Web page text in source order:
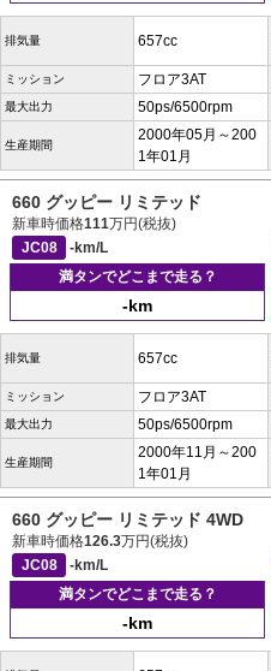
排気量 657cc
ミッション フロア3AT
最大出力 50ps/6500rpm
生産期間
2000年05月～200
1年01月
660 グッピー リミテッド
新車時価格111万円(税抜)
JC08
-km/L
満タンでどこまで走る？
-km
排気量 657cc
ミッション フロア3AT
最大出力 50ps/6500rpm
生産期間
2000年11月～200
1年01月
660 グッピー リミテッド 4WD
新車時価格126.3万円(税抜)
JC08
-km/L
満タンでどこまで走る？
-km